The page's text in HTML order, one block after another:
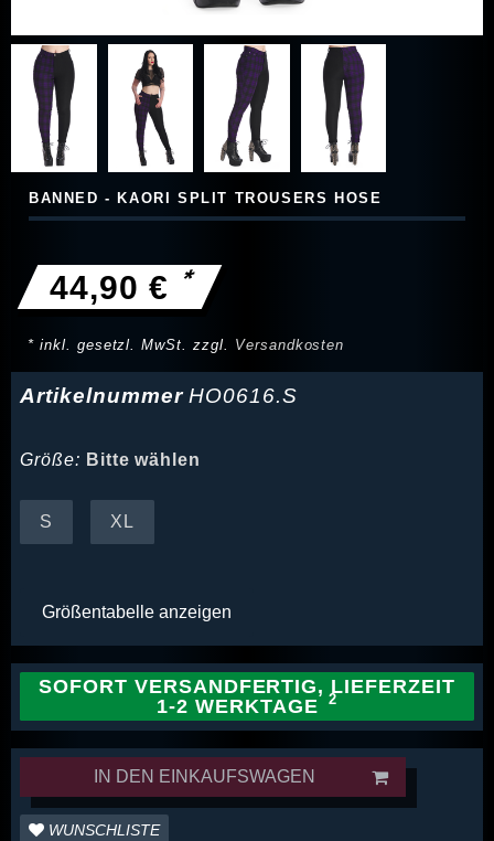
BANNED - KAORI SPLIT TROUSERS HOSE
44,90 € *
* inkl. gesetzl. MwSt. zzgl. Versandkosten
ArtikelnummerHO0616.S
Größe: Bitte wählen
S XL
Größentabelle anzeigen
SOFORT VERSANDFERTIG, LIEFERZEIT
1-2 WERKTAGE
IN DEN EINKAUFSWAGEN
WUNSCHLISTE